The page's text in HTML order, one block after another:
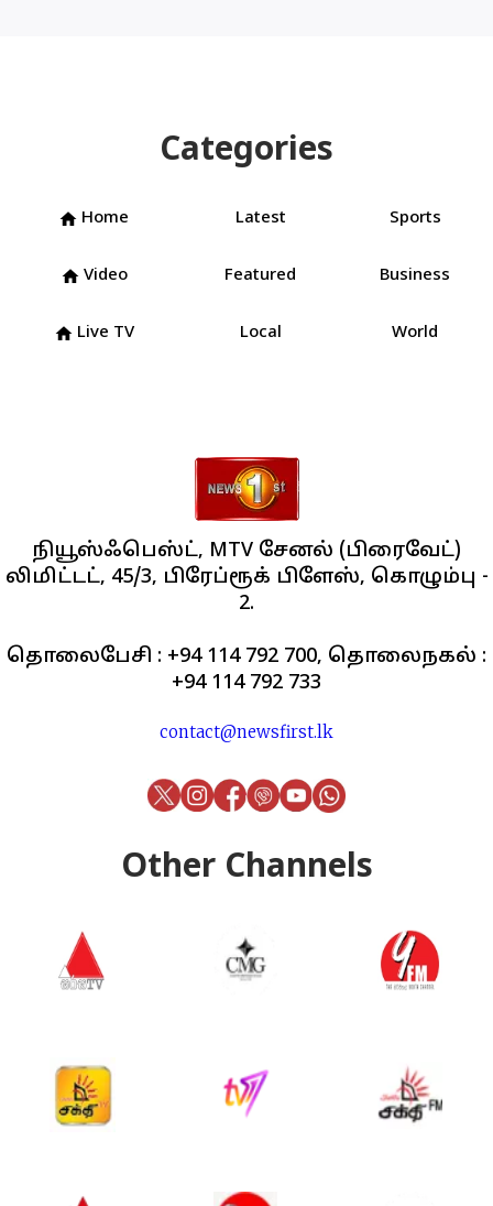
நியூஸ்ஃபெஸ்ட், MTV சேனல் (பிரைவேட்)
லிமிட்டட், 45/3, பிரேப்ரூக் பிளேஸ், கொழும்பு -
2.
தொலைபேசி : +94 114 792 700, தொலைநகல் :
+94 114 792 733
contact@newsfirst.lk
Categories
home Home Latest Sports
home Video Featured Business
home Live TV Local World
Other Channels